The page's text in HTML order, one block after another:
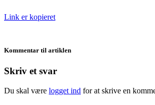
Link er kopieret
Kommentar til artiklen
Skriv et svar
Du skal være logget ind for at skrive en